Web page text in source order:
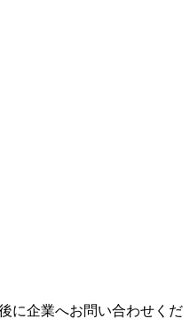
に企業へお問い合わせくだ